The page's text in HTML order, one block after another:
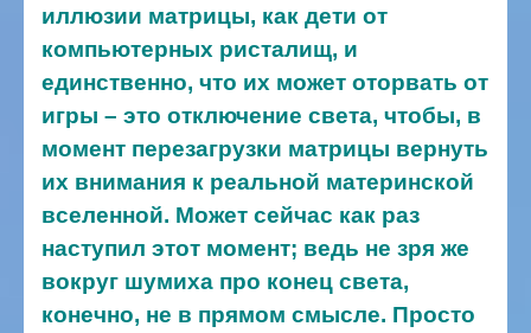
иллюзии матрицы, как дети от
компьютерных ристалищ, и
единственно, что их может оторвать от
игры – это отключение света, чтобы, в
момент перезагрузки матрицы вернуть
их внимания к реальной материнской
вселенной. Может сейчас как раз
наступил этот момент; ведь не зря же
вокруг шумиха про конец света,
конечно, не в прямом смысле. Просто